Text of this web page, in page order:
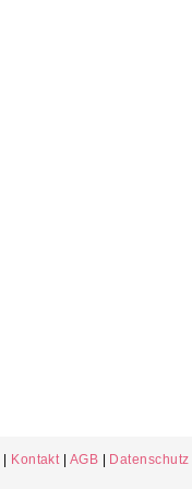
| Kontakt | AGB | Datenschutz